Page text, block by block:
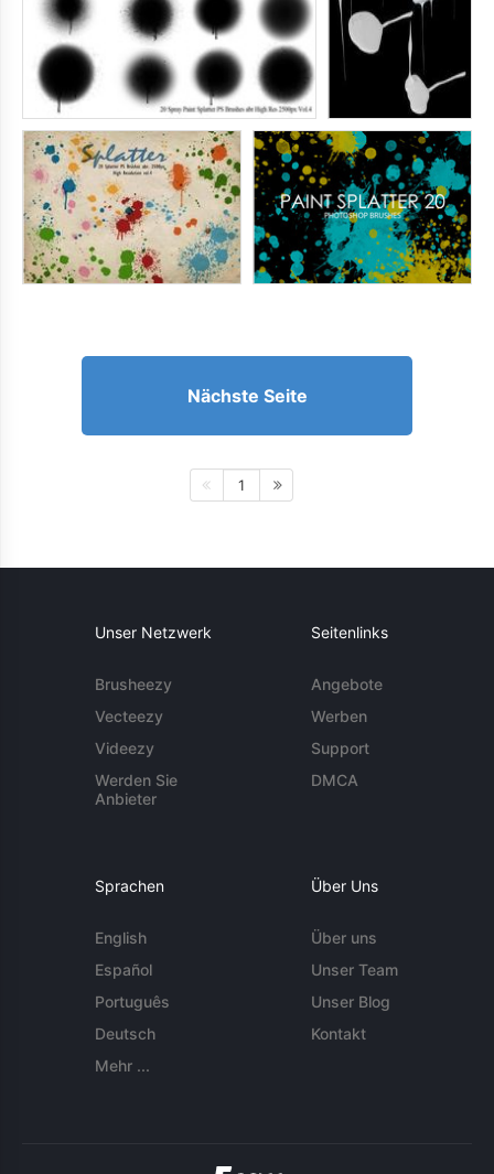
Nächste Seite
1
Unser Netzwerk
Brusheezy
Vecteezy
Videezy
Werden Sie
Anbieter
Seitenlinks
Angebote
Werben
Support
DMCA
Sprachen
English
Español
Português
Deutsch
Mehr ...
Über Uns
Über uns
Unser Team
Unser Blog
Kontakt